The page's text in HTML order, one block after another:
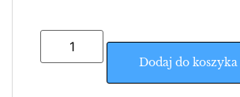
Dodaj do koszyka